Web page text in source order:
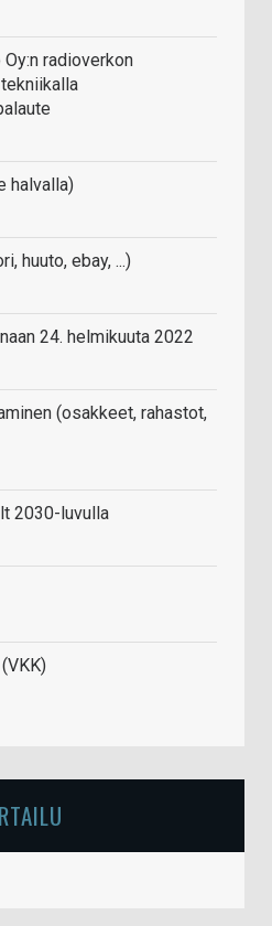
radioverkon
halvalla)
huuto, ebay, ...)
24. helmikuuta 2022
(osakkeet, rahastot,
2030-luvulla